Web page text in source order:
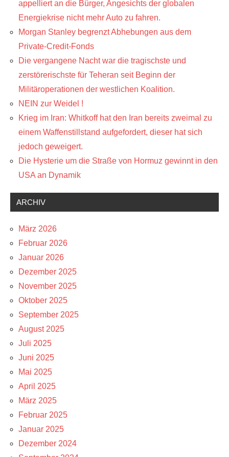
appelliert an die Bürger, Angesichts der globalen
Energiekrise nicht mehr Auto zu fahren.
Morgan Stanley begrenzt Abhebungen aus dem
Private-Credit-Fonds
Die vergangene Nacht war die tragischste und
zerstörerischste für Teheran seit Beginn der
Militäroperationen der westlichen Koalition.
NEIN zur Weidel !
Krieg im Iran: Whitkoff hat den Iran bereits zweimal zu
einem Waffenstillstand aufgefordert, dieser hat sich
jedoch geweigert.
Die Hysterie um die Straße von Hormuz gewinnt in den
USA an Dynamik
ARCHIV
März 2026
Februar 2026
Januar 2026
Dezember 2025
November 2025
Oktober 2025
September 2025
August 2025
Juli 2025
Juni 2025
Mai 2025
April 2025
März 2025
Februar 2025
Januar 2025
Dezember 2024